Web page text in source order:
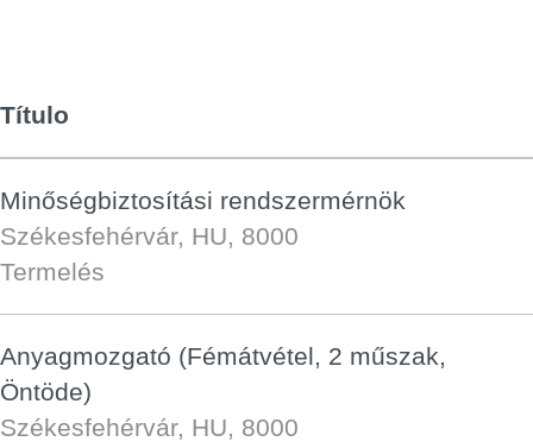
Título
Minőségbiztosítási rendszermérnök
Székesfehérvár, HU, 8000
Termelés
Anyagmozgató (Fémátvétel, 2 műszak,
Öntöde)
Székesfehérvár, HU, 8000